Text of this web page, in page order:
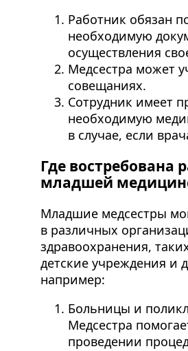
Работник обязан
необходимую
осуществления
Медсестра может
совещаниях.
Сотрудник имеет
необходимую
в случае, если
Где востребована
младшей
Младшие медсестры
в различных
здравоохранения,
детские учреждения и
например:
Больницы и
Медсестра
проведении